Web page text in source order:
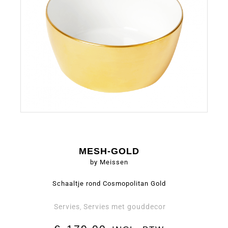
MESH-GOLD
by Meissen
Schaaltje rond Cosmopolitan Gold
Servies, Servies met gouddecor